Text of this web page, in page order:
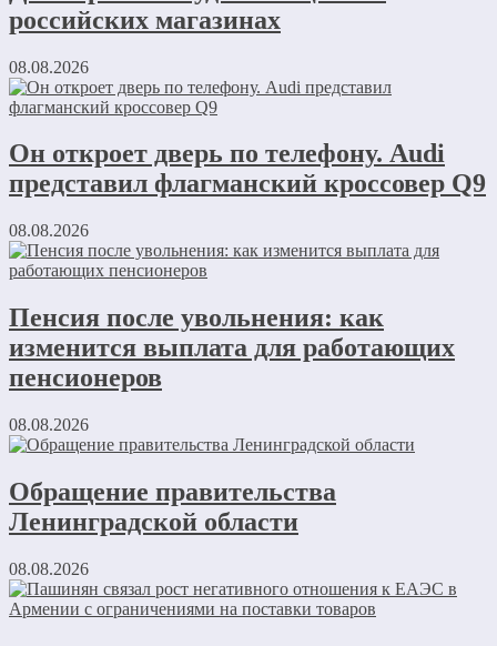
российских магазинах
08.08.2026
Он откроет дверь по телефону. Audi
представил флагманский кроссовер Q9
08.08.2026
Пенсия после увольнения: как
изменится выплата для работающих
пенсионеров
08.08.2026
Обращение правительства
Ленинградской области
08.08.2026